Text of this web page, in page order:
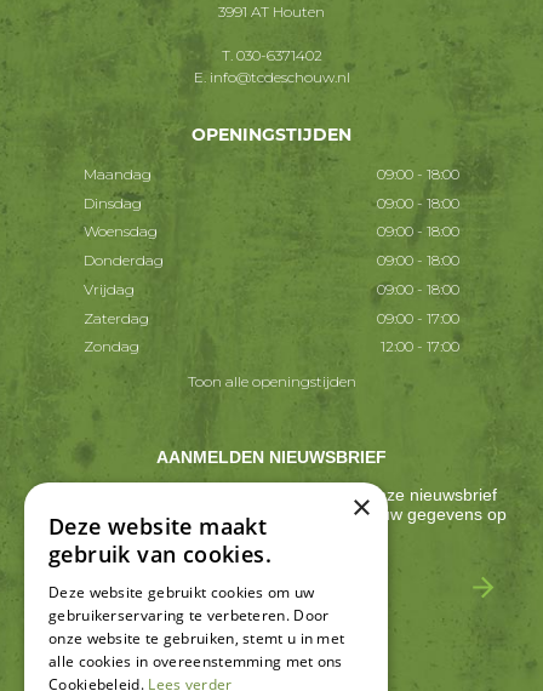
3991 AT Houten
T. 030-6371402
E. info@tcdeschouw.nl
OPENINGSTIJDEN
Maandag
09:00 - 18:00
Dinsdag
09:00 - 18:00
Woensdag
09:00 - 18:00
Donderdag
09:00 - 18:00
Vrijdag
09:00 - 18:00
Zaterdag
09:00 - 17:00
Zondag
12:00 - 17:00
Toon alle openingstijden
AANMELDEN NIEUWSBRIEF
Ontvang ongeveer één keer per 2 weken onze nieuwsbrief
met acties, nieuws & activiteiten! We slaan jouw gegevens op
conform onze
×
Deze website maakt
gebruik van cookies.
Deze website gebruikt cookies om uw
gebruikerservaring te verbeteren. Door
onze website te gebruiken, stemt u in met
alle cookies in overeenstemming met ons
Cookiebeleid. Lees verder